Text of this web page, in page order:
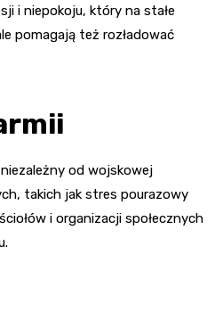
i niepokoju, który na stałe
pomagają też rozładować
od wojskowej
takich jak stres pourazowy
i organizacji społecznych